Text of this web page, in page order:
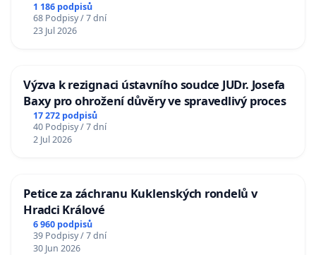
1 186 podpisů
68 Podpisy / 7 dní
23 Jul 2026
Výzva k rezignaci ústavního soudce JUDr. Josefa
Baxy pro ohrožení důvěry ve spravedlivý proces
17 272 podpisů
40 Podpisy / 7 dní
2 Jul 2026
Petice za záchranu Kuklenských rondelů v
Hradci Králové
6 960 podpisů
39 Podpisy / 7 dní
30 Jun 2026